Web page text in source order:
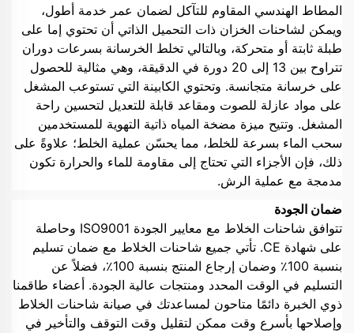
المطاط الهندسي المقاوم للتآكل لضمان عمر خدمة أطول،
ويمكن لشاحنات الخزان ذات التحميل الذاتي أن تحتوي إما على
طبلة ثابتة أو متحركة، وبالتالي تخلط الخرسانة بسرعات دوران
تتراوح بين 13 إلى 20 دورة في الدقيقة، وهي مثالية للحصول
على خرسانة متجانسة. وتحتوي الكابينة التي تستوعب المشغل
على مواد عازلة للصوت ومقاعد قابلة للتعديل لتحسين راحة
المشغل. وتتيح ميزة مضخة المياه ذاتية التهوية للمستخدمين
سحب الماء بسرعة للخلط، مما يحسّن عملية الخلط؛ علاوةً على
ذلك، فإن الأجزاء التي تحتاج إلى مقاومة للماء والحرارة تكون
مدمجة مع عملية الرش.
ضمان الجودة
تتوافق شاحنات الخلاط مع معايير الجودة ISO9001 وحاصلة
على شهادة CE. تأتي جميع شاحنات الخلاط مع ضمان تسليم
بنسبة 100٪ وضمان إرجاع المنتج بنسبة 100٪، فضلاً عن
التسليم في الوقت المحدد ومنتجات عالية الجودة. أعضاء طاقمنا
ذوي الخبرة دائمًا متاحون لمساعدتك في صيانة شاحنات الخلاط
وإصلاحها بأسرع وقت ممكن لتقليل وقت التوقف والتأخير في